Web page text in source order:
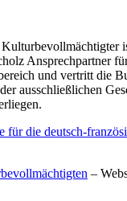
Ansprechpartner
und vertritt die
ausschließlichen
für die deutsch-
–